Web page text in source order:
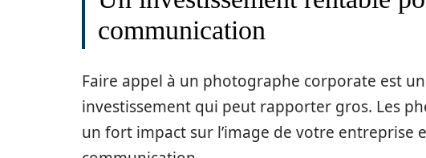
communication
Faire appel à un photographe corporate est
investissement qui peut rapporter gros. Les
un fort impact sur l’image de votre entreprise